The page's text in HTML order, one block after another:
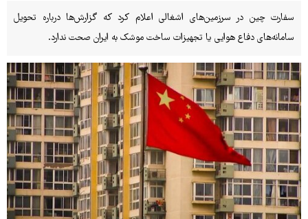
سفارت چین در سرزمین‌های اشغالی اعلام کرد که گزارش‌ها درباره تحویل
سامانه‌های دفاع هوایی یا تجهیزات ساخت موشک به ایران صحت ندارد.